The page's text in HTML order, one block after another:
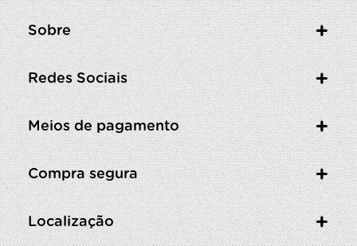
Sobre
Redes Sociais
Meios de pagamento
Compra segura
Localização